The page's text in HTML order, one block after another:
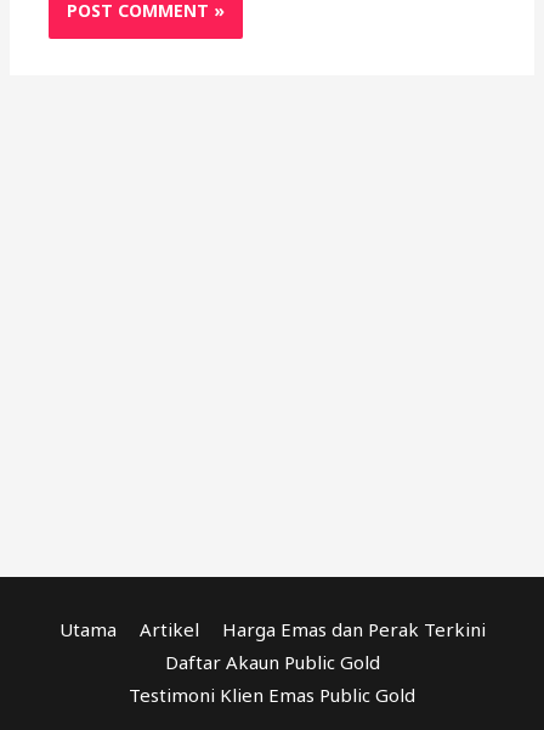
Utama Artikel
Harga Emas dan Perak Terkini
Daftar Akaun Public Gold
Testimoni Klien Emas Public Gold